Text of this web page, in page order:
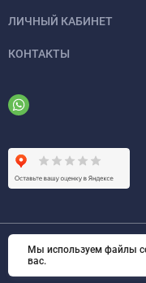
ЛИЧНЫЙ КАБИНЕТ
КОНТАКТЫ
© 2026 ООО
Мы используем файлы
вас.